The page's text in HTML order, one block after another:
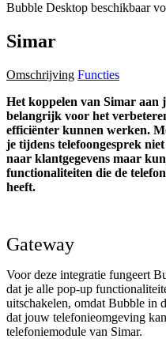
Bubble Desktop beschikbaar
Simar
Omschrijving Functies
Het koppelen van Simar aan
belangrijk voor het
efficiënter kunnen werken.
je tijdens telefoongesprek
naar klantgegevens maar
functionaliteiten die de
heeft.
Gateway
Voor deze integratie fungeert
dat je alle pop-up
uitschakelen, omdat Bubble in
dat jouw telefonieomgeving
telefoniemodule van Simar.